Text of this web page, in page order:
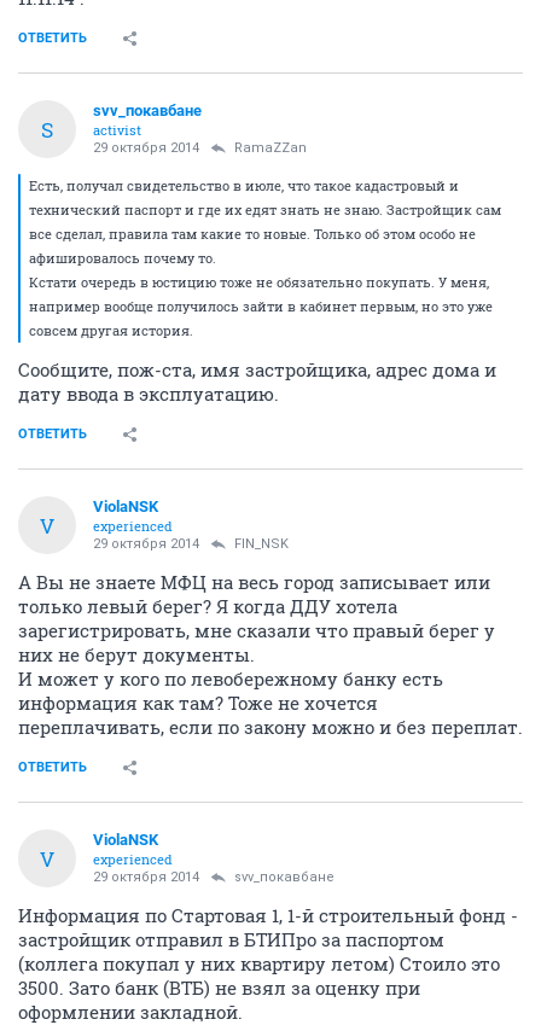
ОТВЕТИТЬ
S
svv_покавбане
activist
29 октября 2014 RamaZZan
Есть, получал свидетельство в июле, что такое кадастровый и
технический паспорт и где их едят знать не знаю. Застройщик сам
все сделал, правила там какие то новые. Только об этом особо не
афишировалось почему то.
Кстати очередь в юстицию тоже не обязательно покупать. У меня,
например вообще получилось зайти в кабинет первым, но это уже
совсем другая история.
Сообщите, пож-ста, имя застройщика, адрес дома и
дату ввода в эксплуатацию.
ОТВЕТИТЬ
V
ViolaNSK
experienced
29 октября 2014 FIN_NSK
А Вы не знаете МФЦ на весь город записывает или
только левый берег? Я когда ДДУ хотела
зарегистрировать, мне сказали что правый берег у
них не берут документы.
И может у кого по левобережному банку есть
информация как там? Тоже не хочется
переплачивать, если по закону можно и без переплат.
ОТВЕТИТЬ
V
ViolaNSK
experienced
29 октября 2014 svv_покавбане
Информация по Стартовая 1, 1-й строительный фонд -
застройщик отправил в БТИПро за паспортом
(коллега покупал у них квартиру летом) Стоило это
3500. Зато банк (ВТБ) не взял за оценку при
оформлении закладной.